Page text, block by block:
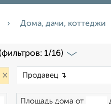
Дома, дачи, коттеджи
1/16)
×
Площадь дома от